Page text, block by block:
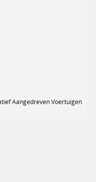
Aangedreven Voertuigen